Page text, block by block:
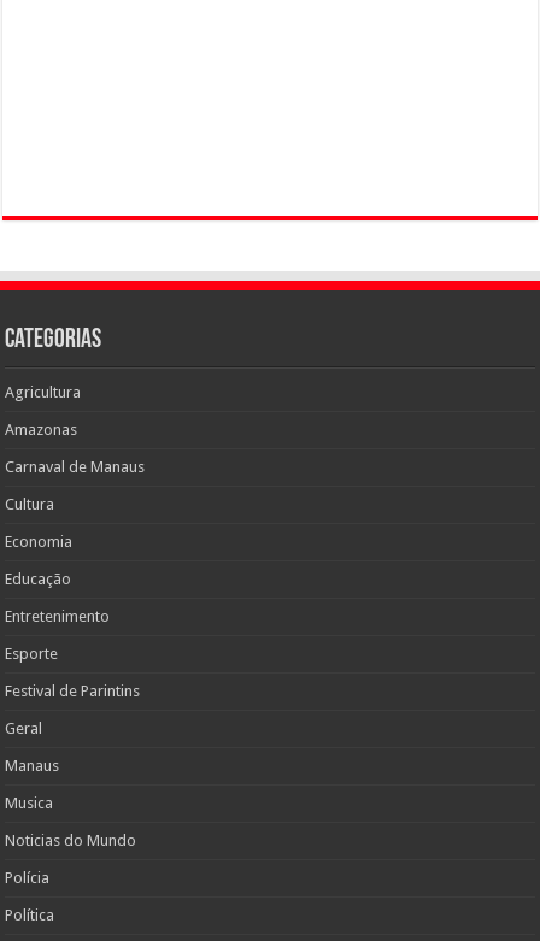
Categorias
Agricultura
Amazonas
Carnaval de Manaus
Cultura
Economia
Educação
Entretenimento
Esporte
Festival de Parintins
Geral
Manaus
Musica
Noticias do Mundo
Polícia
Política